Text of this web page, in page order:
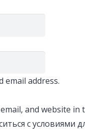
email address.
email, and website
с условиями